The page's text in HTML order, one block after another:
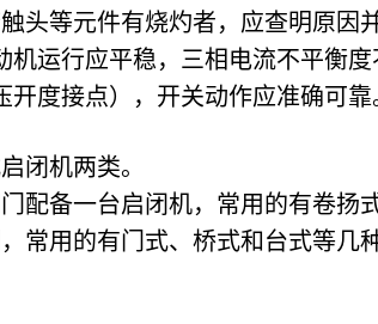
头等元件有烧灼者，应查明原
运行应平稳，三相电流不平衡
度接点），开关动作应准确可靠
闭机两类。
配备一台启闭机，常用的有卷扬
常用的有门式、桥式和台式等几种